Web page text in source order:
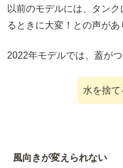
以前のモデルには、タン
るときに大変！との声があ
2022年モデルでは、蓋が
水を捨て
風向きが変えられない